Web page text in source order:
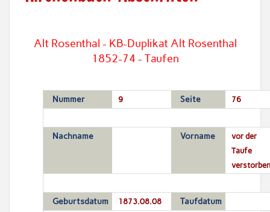
Alt Rosenthal - KB-Duplikat Alt Rosenthal
1852-74 - Taufen
Nummer 9 Seite 76
Nachname Vorname
vor der
Taufe
verstorben
Geburtsdatum 1873.08.08 Taufdatum